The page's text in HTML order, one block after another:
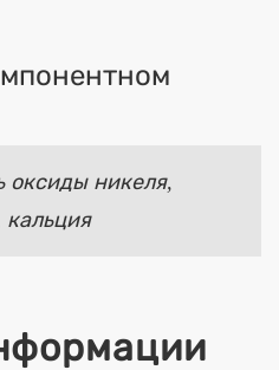
оксиды никеля,